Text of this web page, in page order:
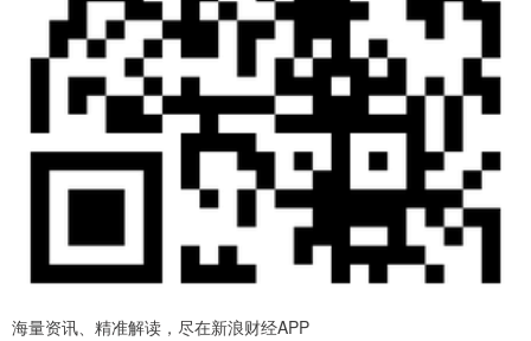
海量资讯、精准解读，尽在新浪财经APP